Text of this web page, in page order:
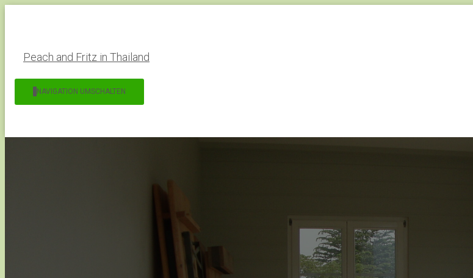
Peach and Fritz in Thailand
NAVIGATION UMSCHALTEN